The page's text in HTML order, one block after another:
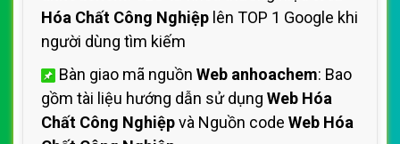
Hóa Chất Công Nghiệp lên TOP 1 Google khi
người dùng tìm kiếm
Bàn giao mã nguồn Web anhoachem: Bao
gồm tài liệu hướng dẫn sử dụng Web Hóa
Chất Công Nghiệpvà Nguồn code Web Hóa